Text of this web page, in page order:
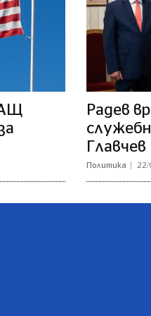
Радев
Главчев
Политика 22/